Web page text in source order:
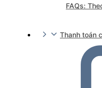
FAQs:
Thanh toán